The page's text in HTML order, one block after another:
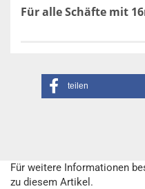
Für alle Schäfte mit
teilen
Für weitere Informationen
zu diesem Artikel.